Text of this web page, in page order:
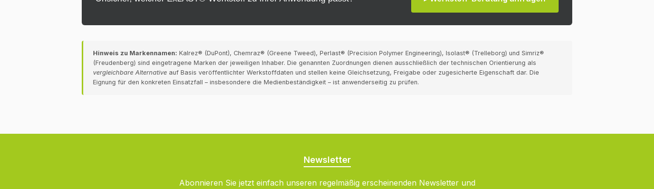
Hinweis zu Markennamen: Kalrez® (DuPont), Chemraz® (Greene Tweed), Perlast® (Precision Polymer Engineering), Isolast® (Trelleborg) und Simriz®
(Freudenberg) sind eingetragene Marken der jeweiligen Inhaber. Die genannten Zuordnungen dienen ausschließlich der technischen Orientierung als
vergleichbare Alternative auf Basis veröffentlichter Werkstoffdaten und stellen keine Gleichsetzung, Freigabe oder zugesicherte Eigenschaft dar. Die
Eignung für den konkreten Einsatzfall – insbesondere die Medienbeständigkeit – ist anwenderseitig zu prüfen.
Newsletter
Abonnieren Sie jetzt einfach unseren regelmäßig erscheinenden Newsletter und